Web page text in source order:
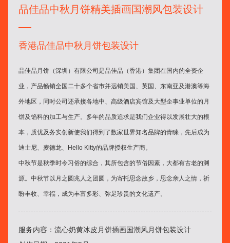
品佳品中秋月饼精美插画国潮风包装设计
香港品佳品中秋月饼包装设计
品佳品月饼（深圳）有限公司是品佳品（香港）集团在国内的全资企
业，产品畅销全国二十多个省市并远销美国、英国、东南亚及港澳等海
外地区，同时公司还承接各地中、高级酒店宾馆及大型企事业单位的月
饼及馅料的加工与生产。多年的品质追求是我们企业得以发展壮大的根
本，质优及务实创新使我们得到了数家世界知名品牌的青睐，先后成为
迪士尼、麦德龙、Hello Kitty的品牌授权生产商。
中秋节是秋季时令习俗的综合，其所包含的节俗因素，大都有古老的渊
源。中秋节以月之圆兆人之团圆，为寄托思念故乡，思念亲人之情，祈
盼丰收、幸福，成为丰富多彩、弥足珍贵的文化遗产。
服务内容：流心奶黄冰皮月饼插画国潮风月饼包装设计